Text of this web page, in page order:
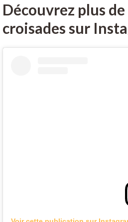
Découvrez plus
croisades sur